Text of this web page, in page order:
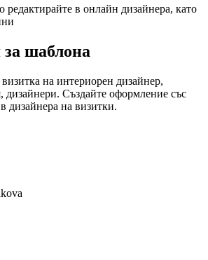
редактирайте в онлайн дизайнера, като
шаблона
на интериорен дизайнер,
дизайнери. Създайте оформление със
дизайнера на визитки.